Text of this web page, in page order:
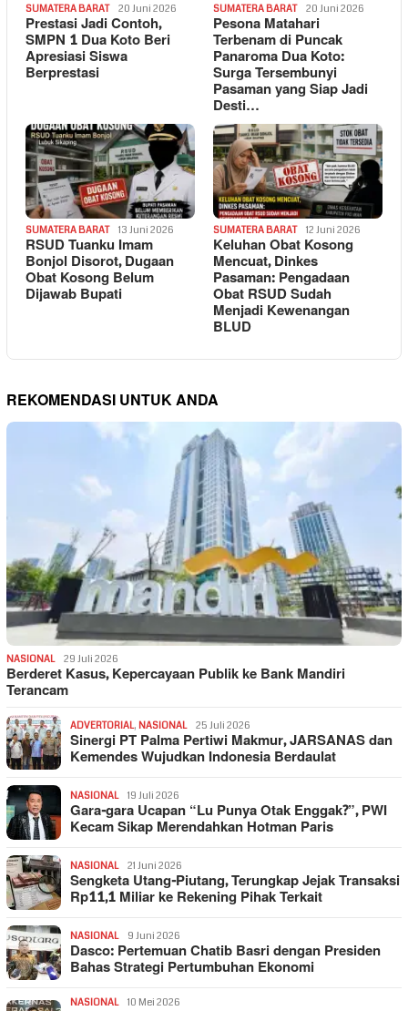
SUMATERA BARAT 20 Juni 2026
Prestasi Jadi Contoh,
SMPN 1 Dua Koto Beri
Apresiasi Siswa
Berprestasi
SUMATERA BARAT 20 Juni 2026
Pesona Matahari
Terbenam di Puncak
Panaroma Dua Koto:
Surga Tersembunyi
Pasaman yang Siap Jadi
Desti…
SUMATERA BARAT 13 Juni 2026
RSUD Tuanku Imam
Bonjol Disorot, Dugaan
Obat Kosong Belum
Dijawab Bupati
SUMATERA BARAT 12 Juni 2026
Keluhan Obat Kosong
Mencuat, Dinkes
Pasaman: Pengadaan
Obat RSUD Sudah
Menjadi Kewenangan
BLUD
REKOMENDASI UNTUK ANDA
NASIONAL 29 Juli 2026
Berderet Kasus, Kepercayaan Publik ke Bank Mandiri
Terancam
ADVERTORIAL, NASIONAL 25 Juli 2026
Sinergi PT Palma Pertiwi Makmur, JARSANAS dan
Kemendes Wujudkan Indonesia Berdaulat
NASIONAL 19 Juli 2026
Gara-gara Ucapan “Lu Punya Otak Enggak?”, PWI
Kecam Sikap Merendahkan Hotman Paris
NASIONAL 21 Juni 2026
Sengketa Utang-Piutang, Terungkap Jejak Transaksi
Rp11,1 Miliar ke Rekening Pihak Terkait
NASIONAL 9 Juni 2026
Dasco: Pertemuan Chatib Basri dengan Presiden
Bahas Strategi Pertumbuhan Ekonomi
NASIONAL 10 Mei 2026